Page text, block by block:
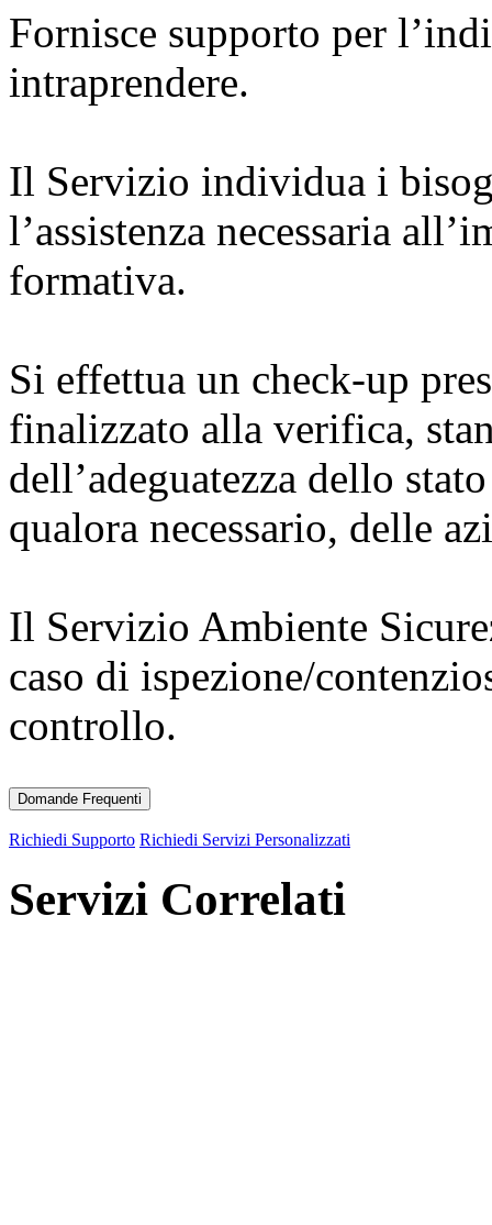
Fornisce supporto per
intraprendere.
Il Servizio individua i
l’assistenza necessaria
formativa.
Si effettua un check-up
finalizzato alla verifica,
dell’adeguatezza dello
qualora necessario, delle
Il Servizio Ambiente
caso di ispezione/
controllo.
Domande Frequenti
Richiedi Supporto Richiedi Servizi Personalizzati
Servizi Correlati